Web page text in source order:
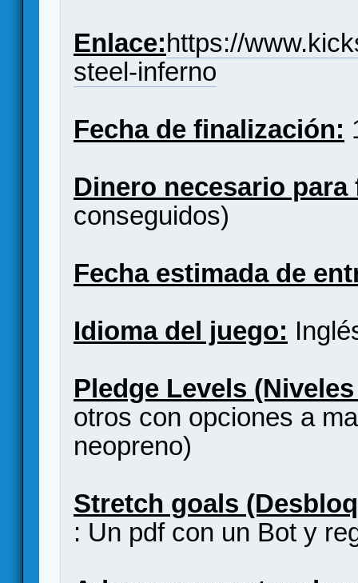
Enlace: https://
steel-inferno
Fecha de finalización:
Dinero necesario
conseguidos)
Fecha estimada de
Idioma del juego:
Pledge Levels
otros con opciones a
neopreno)
Stretch goals
: Un pdf con un Bot y